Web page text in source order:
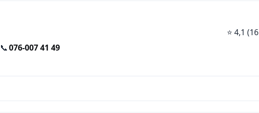
⭐ 4,1
📞076-007 41 49